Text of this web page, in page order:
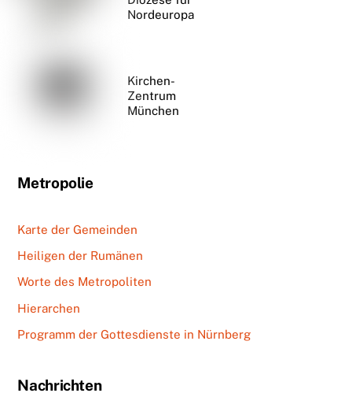
Nordeuropa
Kirchen-
Zentrum
München
Metropolie
Karte der Gemeinden
Heiligen der Rumänen
Worte des Metropoliten
Hierarchen
Programm der Gottesdienste in Nürnberg
Nachrichten